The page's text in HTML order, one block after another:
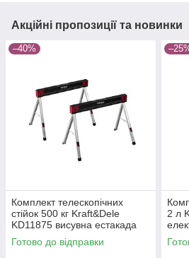
Акційні пропозиції та новинки
–40%
Комплект телескопічних
стійок 500 кг Kraft&Dele
KD11875 висувна естакада
Готово до відправки
2 л